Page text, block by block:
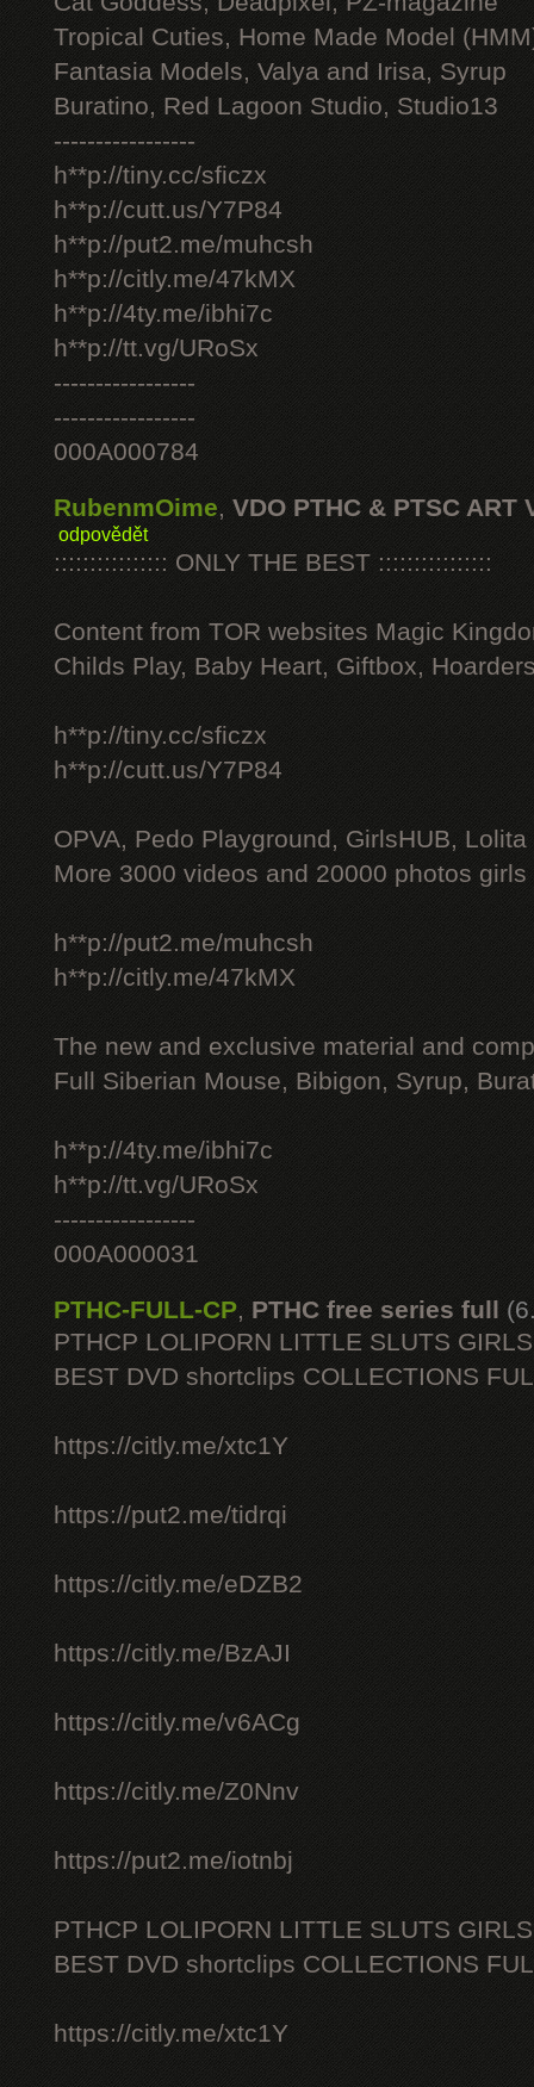
Tropical Cuties, Home Made Model
Fantasia Models, Valya and Irisa, Syrup
Buratino, Red Lagoon Studio, Studio13
-----------------
h**p://tiny.cc/sficzx
h**p://cutt.us/Y7P84
h**p://put2.me/muhcsh
h**p://citly.me/47kMX
h**p://4ty.me/ibhi7c
h**p://tt.vg/URoSx
-----------------
-----------------
000A000784
RubenmOime, VDO PTHC & PTSC ART
odpovědět
:::::::::::::::: ONLY THE BEST ::::::::::::::::
Content from TOR websites Magic
Childs Play, Baby Heart, Giftbox,
h**p://tiny.cc/sficzx
h**p://cutt.us/Y7P84
OPVA, Pedo Playground, GirlsHUB, Lolita
More 3000 videos and 20000 photos
h**p://put2.me/muhcsh
h**p://citly.me/47kMX
The new and exclusive material and
Full Siberian Mouse, Bibigon, Syrup,
h**p://4ty.me/ibhi7c
h**p://tt.vg/URoSx
-----------------
000A000031
PTHC-FULL-CP, PTHC free series full
PTHCP LOLIPORN LITTLE SLUTS
BEST DVD shortclips COLLECTIONS
https://citly.me/xtc1Y
https://put2.me/tidrqi
https://citly.me/eDZB2
https://citly.me/BzAJI
https://citly.me/v6ACg
https://citly.me/Z0Nnv
https://put2.me/iotnbj
PTHCP LOLIPORN LITTLE SLUTS
BEST DVD shortclips COLLECTIONS
https://citly.me/xtc1Y